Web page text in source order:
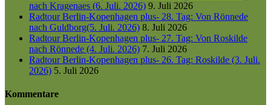
nach Kragenaes (6. Juli. 2026) 9. Juli 2026
Radtour Berlin-Kopenhagen plus- 28. Tag: Von Rönnede
nach Guldborg(5. Juli. 2026) 8. Juli 2026
Radtour Berlin-Kopenhagen plus- 27. Tag: Von Roskilde
nach Rönnede (4. Juli. 2026) 7. Juli 2026
Radtour Berlin-Kopenhagen plus- 26. Tag: Roskilde (3. Juli.
2026) 5. Juli 2026
Kommentare